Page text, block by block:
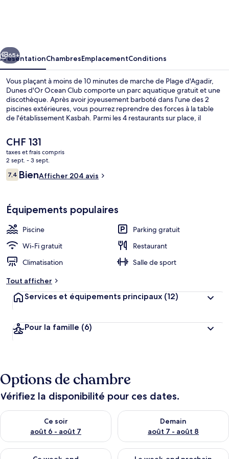
Suivant
65+
PrésentationChambresEmplacementConditions
Vous plaçant à moins de 10 minutes de marche de Plage d'Agadir,
Dunes d'Or Ocean Club comporte un parc aquatique gratuit et une
discothèque. Après avoir joyeusement barboté dans l'une des 2
piscines extérieures, vous pourrez reprendre des forces à la table
de l'établissement Kasbah. Parmi les 4 restaurants sur place, il
déjeuner et le dîner. Cet hôtel de luxe abrite en outre 3
bars/lounges, un club pour enfants (gratuit) et un bar en bord de
piscine. Les autres voyageurs ne disent que du bien en ce qui
concerne le personnel attentionné.
Le
prix
actuel
est
de
CHF 131
taxes et frais compris
2 sept. - 3 sept.
Avis
voyageurs
7,47,4 sur 10
BienAfficher 204 avis
Équipements populaires
Piscine
Parking gratuit
Wi-Fi gratuit
Restaurant
Climatisation
Salle de sport
Tout afficher
Services et équipements principaux (12)
Pour la famille (6)
Options de chambre
Vérifiez la disponibilité pour ces dates.
Ce soir
août 6 - août 7
Vérifier la disponibilité pour ce soir août 6 - août 7
Demain
août 7 - août 8
Vérifier la disponibilité pour
Vérifier la disponibilité pour ce week-end août 7 - août 9
Vérifier la disponibilité pour